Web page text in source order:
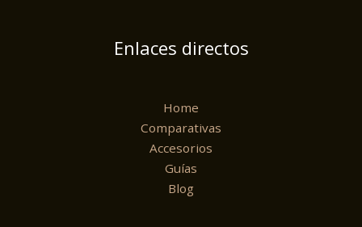
Enlaces directos
Home
Comparativas
Accesorios
Guías
Blog